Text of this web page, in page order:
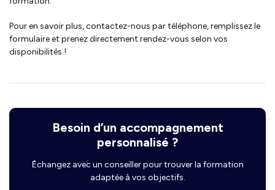
Pour en savoir plus, contactez-nous par téléphone, remplissez le
formulaire et prenez directement rendez-vous selon vos
disponibilités !
Besoin d’un accompagnement
personnalisé ?
Échangez avec un conseiller pour trouver la formation
adaptée à vos objectifs.